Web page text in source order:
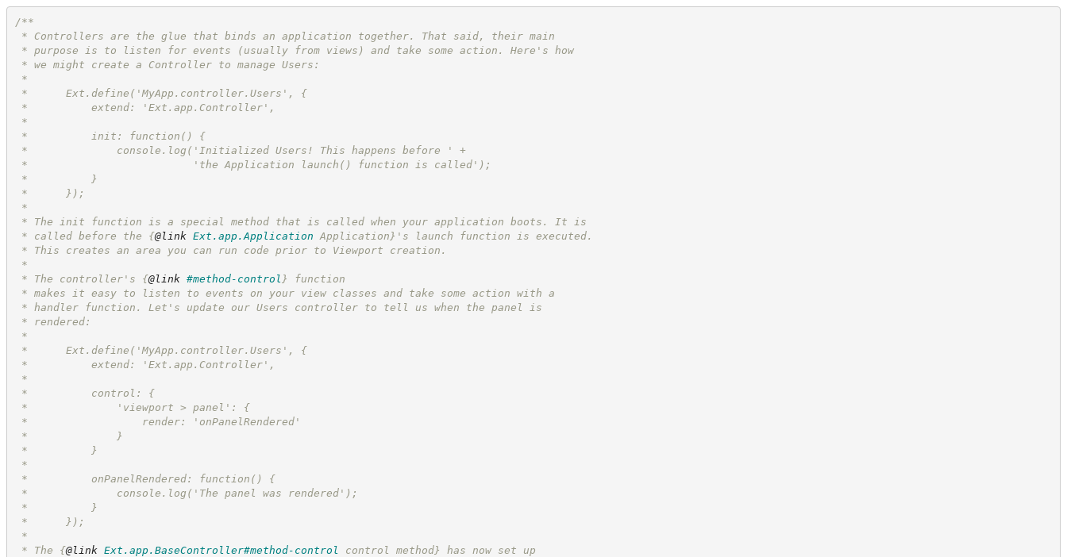
/**
* Controllers are the glue that binds an application together. That said, their main
* purpose is to listen for events (usually from views) and take some action. Here's how
* we might create a Controller to manage Users:
*
*      Ext.define('MyApp.controller.Users', {
*          extend: 'Ext.app.Controller',
*
*          init: function() {
*              console.log('Initialized Users! This happens before ' +
*                          'the Application launch() function is called');
*          }
*      });
*
* The init function is a special method that is called when your application boots. It is
* called before the {@link Ext.app.Application Application} 's launch function is executed.
* This creates an area you can run code prior to Viewport creation.
*
* The controller's {@link #method-control } function
* makes it easy to listen to events on your view classes and take some action with a
* handler function. Let's update our Users controller to tell us when the panel is
* rendered:
*
*      Ext.define('MyApp.controller.Users', {
*          extend: 'Ext.app.Controller',
*
*          control: {
*              'viewport > panel': {
*                  render: 'onPanelRendered'
*              }
*          }
*
*          onPanelRendered: function() {
*              console.log('The panel was rendered');
*          }
*      });
*
* The {@link Ext.app.BaseController#method-control control method} has now set up